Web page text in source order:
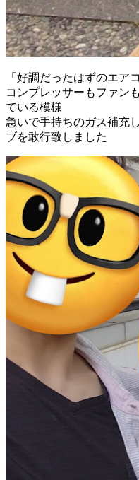
「好調だったはずのエア
コンプレッサーもファン
ている模様
急いで手持ちのガス補充
ブを敢行致しました